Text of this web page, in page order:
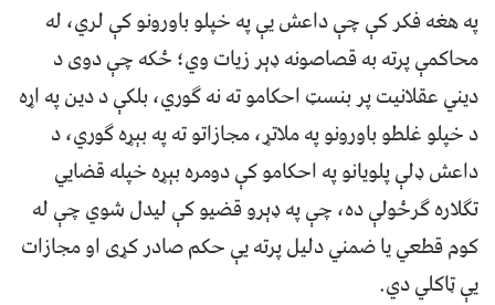
په هغه فکر کې چې داعش یې په خپلو باورونو کې لري، له
محاکمې پرته به قصاصونه ډېر زیات وي؛ ځکه چې دوی د
دیني عقلانیت پر بنسټ احکامو ته نه ګوري، بلکې د دین په اړه
د خپلو غلطو باورونو په ملاتړ، مجازاتو ته په بېړه ګوري، د
داعش ډلې پلویانو په احکامو کې دومره بېړه خپله قضایي
تګلاره ګرځولې ده، چې په ډېرو قضیو کې لیدل شوي چې له
کوم قطعي یا ضمني دلیل پرته یې حکم صادر کړی او مجازات
یې ټاکلي دي.